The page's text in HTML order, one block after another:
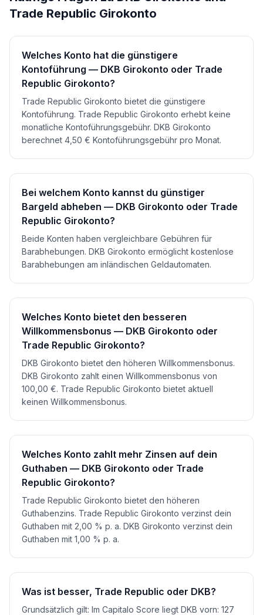
Trade Republic Girokonto
Welches Konto hat die günstigere
Kontoführung — DKB Girokonto oder Trade
Republic Girokonto?
Trade Republic Girokonto bietet die günstigere
Kontoführung. Trade Republic Girokonto erhebt keine
monatliche Kontoführungsgebühr. DKB Girokonto
berechnet 4,50 € Kontoführungsgebühr pro Monat.
Bei welchem Konto kannst du günstiger
Bargeld abheben — DKB Girokonto oder Trade
Republic Girokonto?
Beide Konten haben vergleichbare Gebühren für
Barabhebungen. DKB Girokonto ermöglicht kostenlose
Barabhebungen am inländischen Geldautomaten.
Welches Konto bietet den besseren
Willkommensbonus — DKB Girokonto oder
Trade Republic Girokonto?
DKB Girokonto bietet den höheren Willkommensbonus.
DKB Girokonto zahlt einen Willkommensbonus von
100,00 €. Trade Republic Girokonto bietet aktuell
keinen Willkommensbonus.
Welches Konto zahlt mehr Zinsen auf dein
Guthaben — DKB Girokonto oder Trade
Republic Girokonto?
Trade Republic Girokonto bietet den höheren
Guthabenzins. Trade Republic Girokonto verzinst dein
Guthaben mit 2,00 % p. a. DKB Girokonto verzinst dein
Guthaben mit 1,00 % p. a.
Was ist besser, Trade Republic oder DKB?
Grundsätzlich gilt: Im Capitalo Score liegt DKB vorn: 127